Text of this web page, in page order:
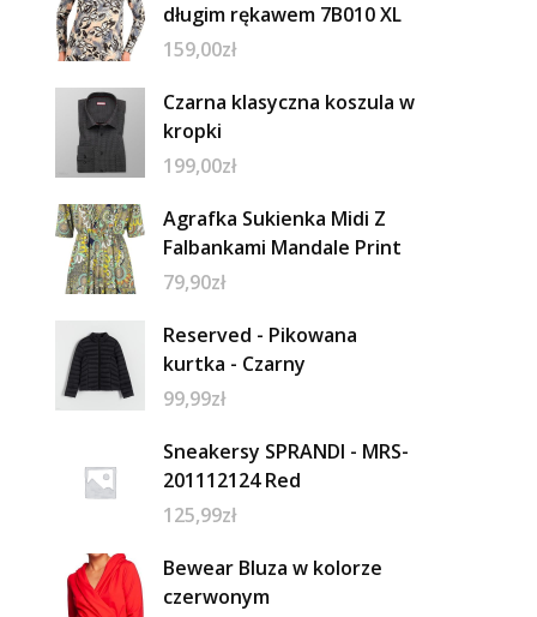
długim rękawem 7B010 XL
159,00zł
Czarna klasyczna koszula w
kropki
199,00zł
Agrafka Sukienka Midi Z
Falbankami Mandale Print
79,90zł
Reserved - Pikowana
kurtka - Czarny
99,99zł
Sneakersy SPRANDI - MRS-
201112124 Red
125,99zł
Bewear Bluza w kolorze
czerwonym